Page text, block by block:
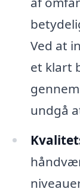
Ved at
et klart
undgå